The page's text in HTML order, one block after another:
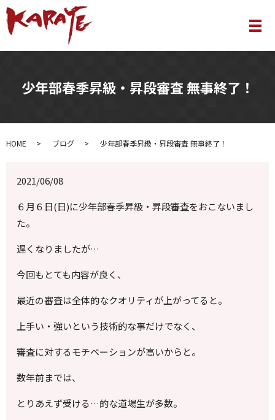
メ
少年部春季昇級・昇段審査 無事終了！
HOME ブログ 少年部春季昇級・昇段審査 無事終了！
2021/06/08
６月６日(日)に少年部春季昇級・昇段審査をおこないまし
た。
遅くなりましたが…
今回もとても内容が良く、
最近の審査は全体的なクオリティが上がってると。
上手い・強いという技術的な事だけでなく、
審査に対するモチベーションが高いからと。
数年前までは、
とりあえず受ける…的な道場生が多数。